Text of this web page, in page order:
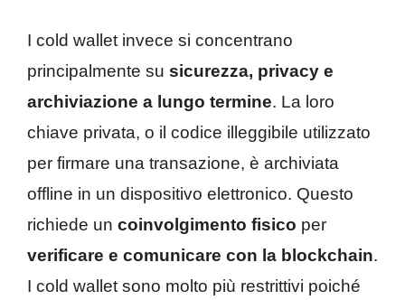
I cold wallet invece si concentrano
principalmente su sicurezza, privacy e
archiviazione a lungo termine. La loro
chiave privata, o il codice illeggibile utilizzato
per firmare una transazione, è archiviata
offline in un dispositivo elettronico. Questo
richiede un coinvolgimento fisico per
verificare e comunicare con la blockchain.
I cold wallet sono molto più restrittivi poiché